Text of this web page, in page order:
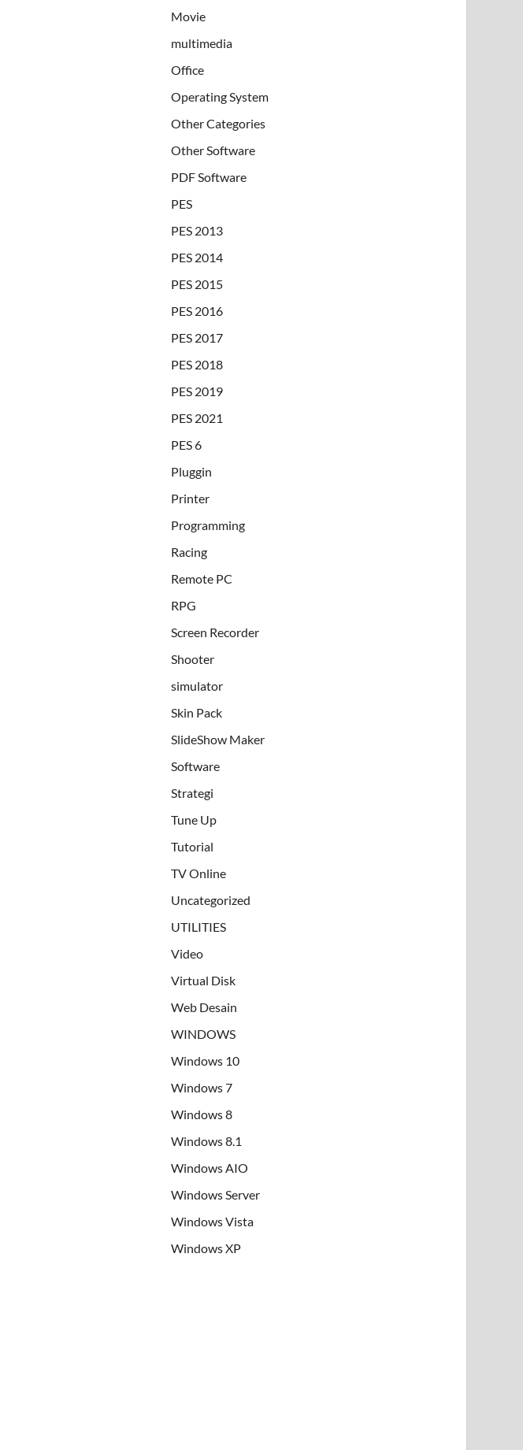
Movie
multimedia
Office
Operating System
Other Categories
Other Software
PDF Software
PES
PES 2013
PES 2014
PES 2015
PES 2016
PES 2017
PES 2018
PES 2019
PES 2021
PES 6
Pluggin
Printer
Programming
Racing
Remote PC
RPG
Screen Recorder
Shooter
simulator
Skin Pack
SlideShow Maker
Software
Strategi
Tune Up
Tutorial
TV Online
Uncategorized
UTILITIES
Video
Virtual Disk
Web Desain
WINDOWS
Windows 10
Windows 7
Windows 8
Windows 8.1
Windows AIO
Windows Server
Windows Vista
Windows XP